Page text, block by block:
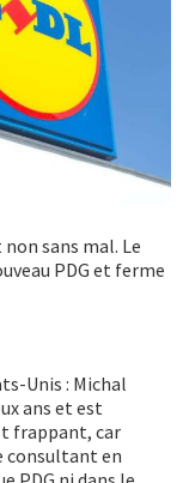
sans mal. Le
PDG et ferme
Unis : Michal
ans et est
frappant, car
consultant en